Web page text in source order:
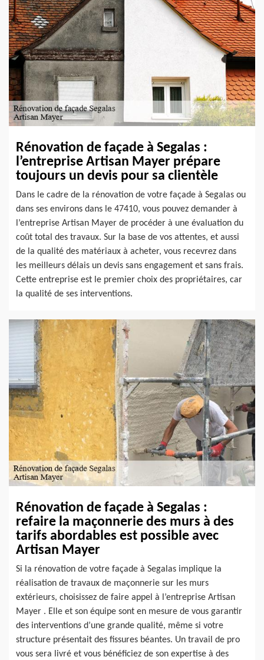
Rénovation de façade à Segalas :
l’entreprise Artisan Mayer prépare
toujours un devis pour sa clientèle
Dans le cadre de la rénovation de votre façade à Segalas ou
dans ses environs dans le 47410, vous pouvez demander à
l’entreprise Artisan Mayer de procéder à une évaluation du
coût total des travaux. Sur la base de vos attentes, et aussi
de la qualité des matériaux à acheter, vous recevrez dans
les meilleurs délais un devis sans engagement et sans frais.
Cette entreprise est le premier choix des propriétaires, car
la qualité de ses interventions.
Rénovation de façade à Segalas :
refaire la maçonnerie des murs à des
tarifs abordables est possible avec
Artisan Mayer
Si la rénovation de votre façade à Segalas implique la
réalisation de travaux de maçonnerie sur les murs
extérieurs, choisissez de faire appel à l’entreprise Artisan
Mayer . Elle et son équipe sont en mesure de vous garantir
des interventions d’une grande qualité, même si votre
structure présentait des fissures béantes. Un travail de pro
vous sera livré et vous bénéficiez de son expertise à des